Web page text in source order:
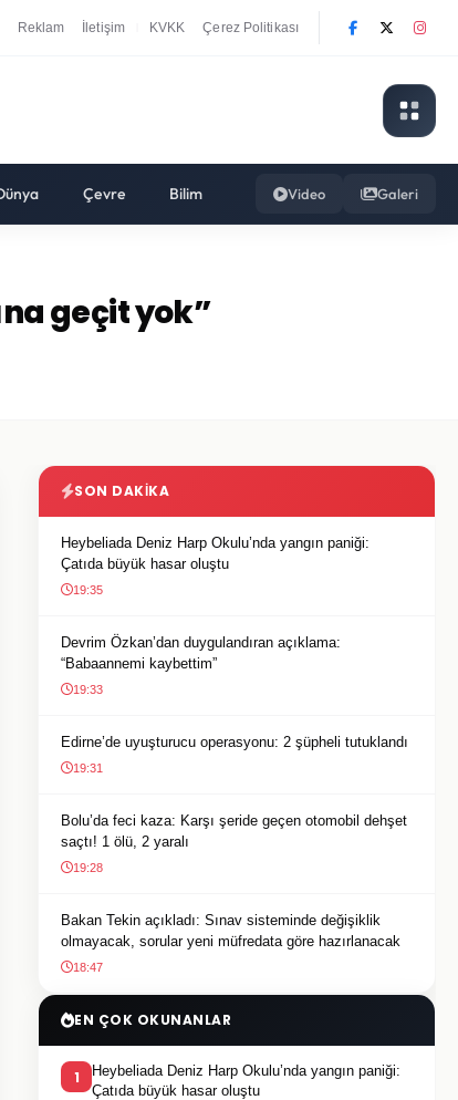
Reklam İletişim KVKK Çerez Politikası
Çevre Bilim Video Galeri
geçit yok”
SON DAKIKA
Heybeliada Deniz Harp Okulu’nda yangın paniği:
Çatıda büyük hasar oluştu
19:35
Devrim Özkan’dan duygulandıran açıklama:
“Babaannemi kaybettim”
19:33
Edirne’de uyuşturucu operasyonu: 2 şüpheli tutuklandı
19:31
Bolu’da feci kaza: Karşı şeride geçen otomobil dehşet
saçtı! 1 ölü, 2 yaralı
19:28
Bakan Tekin açıkladı: Sınav sisteminde değişiklik
olmayacak, sorular yeni müfredata göre hazırlanacak
18:47
EN ÇOK OKUNANLAR
1
Heybeliada Deniz Harp Okulu’nda yangın paniği:
Çatıda büyük hasar oluştu